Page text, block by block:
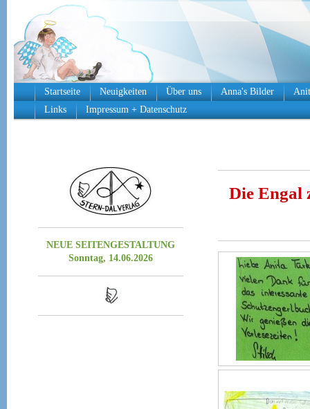
Startseite Neuigkeiten Über uns Anna's Bilder
Links
Impressum + Datenschutz
NEUE SEITENGESTALTUNG
Sonntag, 14.06.2026
Die Engal